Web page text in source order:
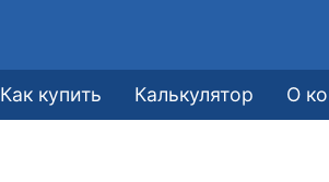
Как купить Калькулятор О